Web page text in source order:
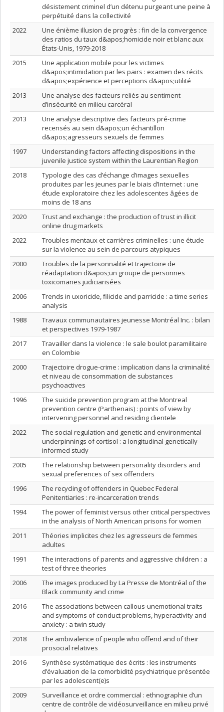
désistement criminel d’un détenu purgeant une peine à
perpétuité dans la collectivité
2022
Une énième illusion de progrès : fin de la convergence
des ratios du taux d&apos;homicide noir et blanc aux
États-Unis, 1979-2018
2015
Une application mobile pour les victimes
d&apos;intimidation par les pairs : examen des récits
d&apos;expérience et perceptions d&apos;utilité
2013
Une analyse des facteurs reliés au sentiment
d’insécurité en milieu carcéral
2013
Une analyse descriptive des facteurs pré-crime
recensés au sein d&apos;un échantillon
d&apos;agresseurs sexuels de femmes
1997
Understanding factors affecting dispositions in the
juvenile justice system within the Laurentian Region
2018
Typologie des cas d’échange d’images sexuelles
produites par les jeunes par le biais d’Internet : une
étude exploratoire chez les adolescentes âgées de
moins de 18 ans
2020
Trust and exchange : the production of trust in illicit
online drug markets
2022
Troubles mentaux et carrières criminelles : une étude
sur la violence au sein de parcours atypiques
2000
Troubles de la personnalité et trajectoire de
réadaptation d&apos;un groupe de personnes
toxicomanes judiciarisées
2006
Trends in uxoricide, filicide and parricide : a time series
analysis
1988
Travaux communautaires jeunesse Montréal Inc. : bilan
et perspectives 1979-1987
2017
Travailler dans la violence : le sale boulot paramilitaire
en Colombie
2000
Trajectoire drogue-crime : implication dans la criminalité
et niveau de consommation de substances
psychoactives
1996
The suicide prevention program at the Montreal
prevention centre (Parthenais) : points of view by
intervening personnel and residing clientele
2022
The social regulation and genetic and environmental
underpinnings of cortisol : a longitudinal genetically-
informed study
2005
The relationship between personality disorders and
sexual preferences of sex offenders
1996
The recycling of offenders in Quebec Federal
Penitentiaries : re-incarceration trends
1994
The power of feminist versus other critical perspectives
in the analysis of North American prisons for women
2011
Théories implicites chez les agresseurs de femmes
adultes
1991
The interactions of parents and aggressive children : a
test of three theories
2006
The images produced by La Presse de Montréal of the
Black community and crime
2016
The associations between callous-unemotional traits
and symptoms of conduct problems, hyperactivity and
anxiety : a twin study
2018
The ambivalence of people who offend and of their
prosocial relatives
2016
Synthèse systématique des écrits : les instruments
d’évaluation de la comorbidité psychiatrique présentée
par les adolescent(e)s
2009
Surveillance et ordre commercial : ethnographie d’un
centre de contrôle de vidéosurveillance en milieu privé